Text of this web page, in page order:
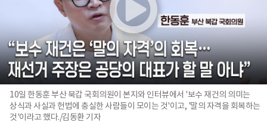
10일 한동훈 부산 북갑 국회의원이 본지와 인터뷰에서 '보수 재건의 의미는
상식과 사실과 헌법에 충실한 사람들이 모이는 것'이고, '말의 자격을 회복하는
것'이라고 했다./김동환 기자